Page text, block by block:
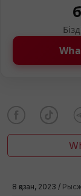
8 қазан, 2023 /